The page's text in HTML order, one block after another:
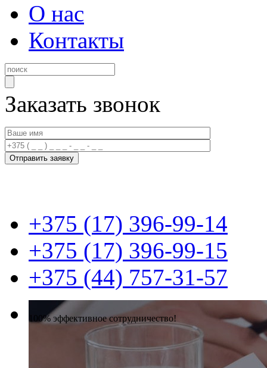
О нас
Контакты
Заказать звонок
+375 (17) 396-99-14
+375 (17) 396-99-15
+375 (44) 757-31-57
100% эффективное сотрудничество!